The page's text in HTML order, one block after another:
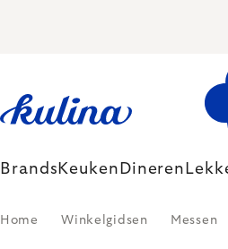
Brands Keuken Dineren
Home Winkelgidsen Messen